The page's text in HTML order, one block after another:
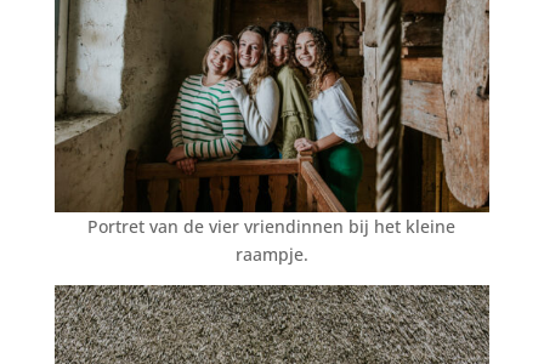
Portret van de vier vriendinnen bij het kleine
raampje.